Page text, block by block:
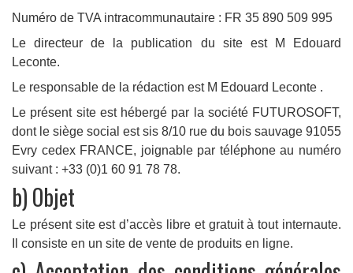
Numéro de TVA intracommunautaire : FR 35 890 509 995
Le directeur de la publication du site est M Edouard
Leconte.
Le responsable de la rédaction est M Edouard Leconte .
Le présent site est hébergé par la société FUTUROSOFT,
dont le siège social est sis 8/10 rue du bois sauvage 91055
Evry cedex FRANCE, joignable par téléphone au numéro
suivant : +33 (0)1 60 91 78 78.
b) Objet
Le présent site est d’accès libre et gratuit à tout internaute.
Il consiste en un site de vente de produits en ligne.